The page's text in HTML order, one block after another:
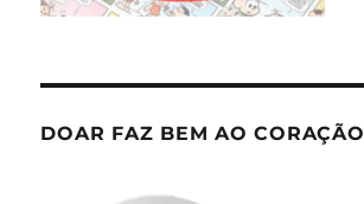
DOAR FAZ BEM AO CORAÇÃO